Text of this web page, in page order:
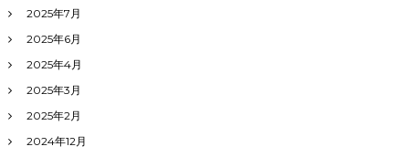
2025年7月
2025年6月
2025年4月
2025年3月
2025年2月
2024年12月